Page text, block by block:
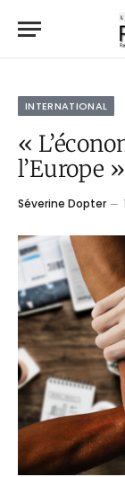
INTERNATIONAL
«
l’Europe »
Séverine Dopter